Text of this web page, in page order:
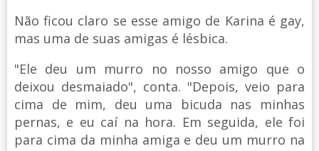
Não ficou claro se esse amigo de Karina é gay,
mas uma de suas amigas é lésbica.
"Ele deu um murro no nosso amigo que o
deixou desmaiado", conta. "Depois, veio para
cima de mim, deu uma bicuda nas minhas
pernas, e eu caí na hora. Em seguida, ele foi
para cima da minha amiga e deu um murro na